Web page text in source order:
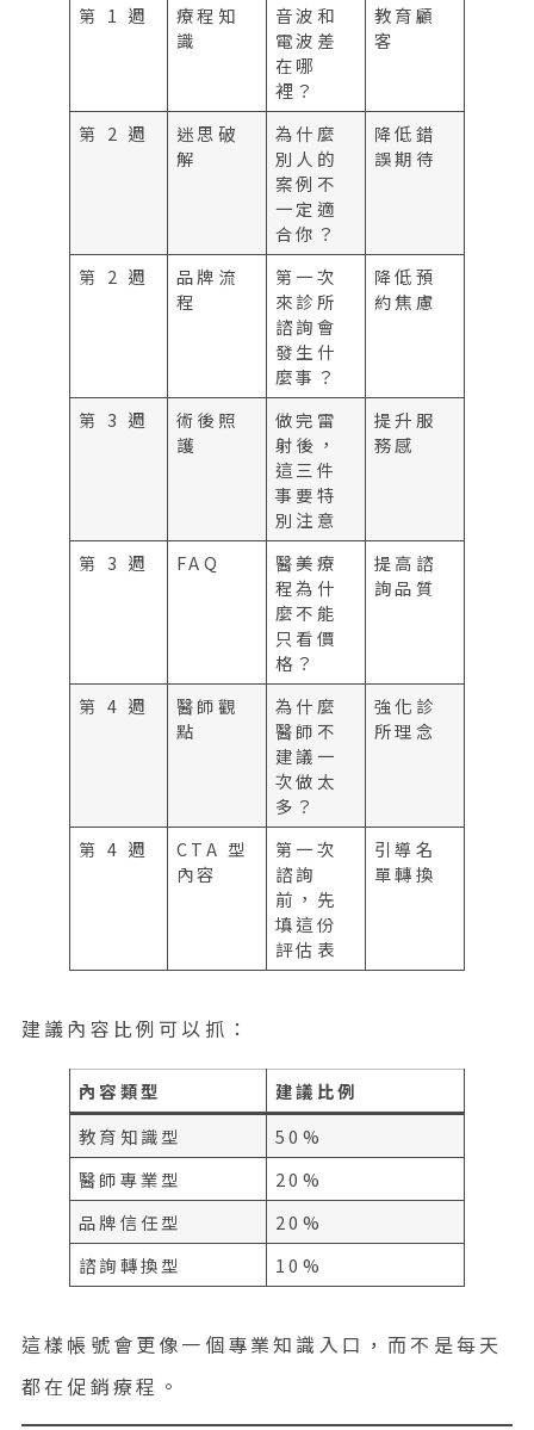
第 1 週
療程知
識
音波和
電波差
在哪
裡？
教育顧
客
第 2 週
迷思破
解
為什麼
別人的
案例不
一定適
合你？
降低錯
誤期待
第 2 週
品牌流
程
第一次
來診所
諮詢會
發生什
麼事？
降低預
約焦慮
第 3 週
術後照
護
做完雷
射後，
這三件
事要特
別注意
提升服
務感
第 3 週 FAQ
醫美療
程為什
麼不能
只看價
格？
提高諮
詢品質
第 4 週
醫師觀
點
為什麼
醫師不
建議一
次做太
多？
強化診
所理念
第 4 週
CTA 型
內容
第一次
諮詢
前，先
填這份
評估表
引導名
單轉換
建議內容比例可以抓：
內容類型
建議比例
教育知識型
50%
醫師專業型
20%
品牌信任型
20%
諮詢轉換型
10%
這樣帳號會更像一個專業知識入口，而不是每天
都在促銷療程。